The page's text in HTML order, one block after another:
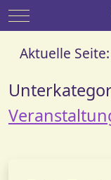
Mobile Menu
Aktuelle Seite: